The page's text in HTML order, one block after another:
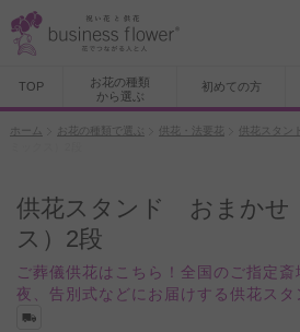
TOP
お花の種類
から選ぶ
初めての方
ホーム お花の種類で選ぶ 供花・法要花 供花スタンド
供花スタンド おまかせ
ス）2段
ご葬儀供花はこちら！全国のご指定
夜、告別式などにお届けする供花スタ